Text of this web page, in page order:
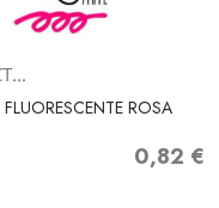
rápida
ROSA
Precio
0,82 €